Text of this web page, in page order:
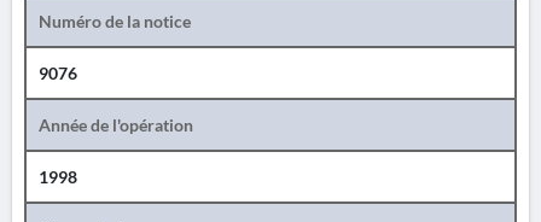
Numéro de la notice
9076
Année de l'opération
1998